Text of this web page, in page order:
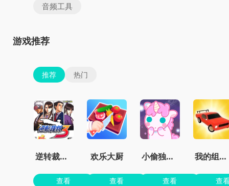
音频工具
游戏推荐
推荐 热门
逆转裁判3汉化版虫虫助手
查看
欢乐大厨
查看
小偷独角兽免费
查看
我的组装车
查